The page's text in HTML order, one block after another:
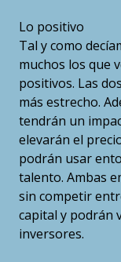
Lo positivo
Tal y como
muchos los que
positivos. Las
más estrecho.
tendrán un
elevarán el
podrán usar
talento. Ambas
sin competir
capital y podrán
inversores.